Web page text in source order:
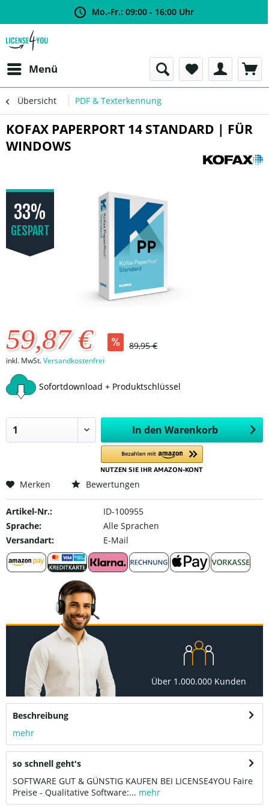
Mo.-Fr.: 09:00 - 16:00 Uhr
Menü
Übersicht PDF & Texterkennung
KOFAX PAPERPORT 14 STANDARD | FÜR
WINDOWS
33%
GESPART
59,87 € 89,95 €
inkl. MwSt.Versandkostenfrei
Sofortdownload + Produktschlüssel
In den Warenkorb
Merken Bewertungen
Artikel-Nr.:
ID-100955
Sprache:
Alle Sprachen
Versandart:
E-Mail
Über 1.000.000 Kunden
Beschreibung
mehr
so schnell geht's
SOFTWARE GUT & GÜNSTIG KAUFEN BEI LICENSE4YOU Faire
Preise - Qualitative Software:... mehr